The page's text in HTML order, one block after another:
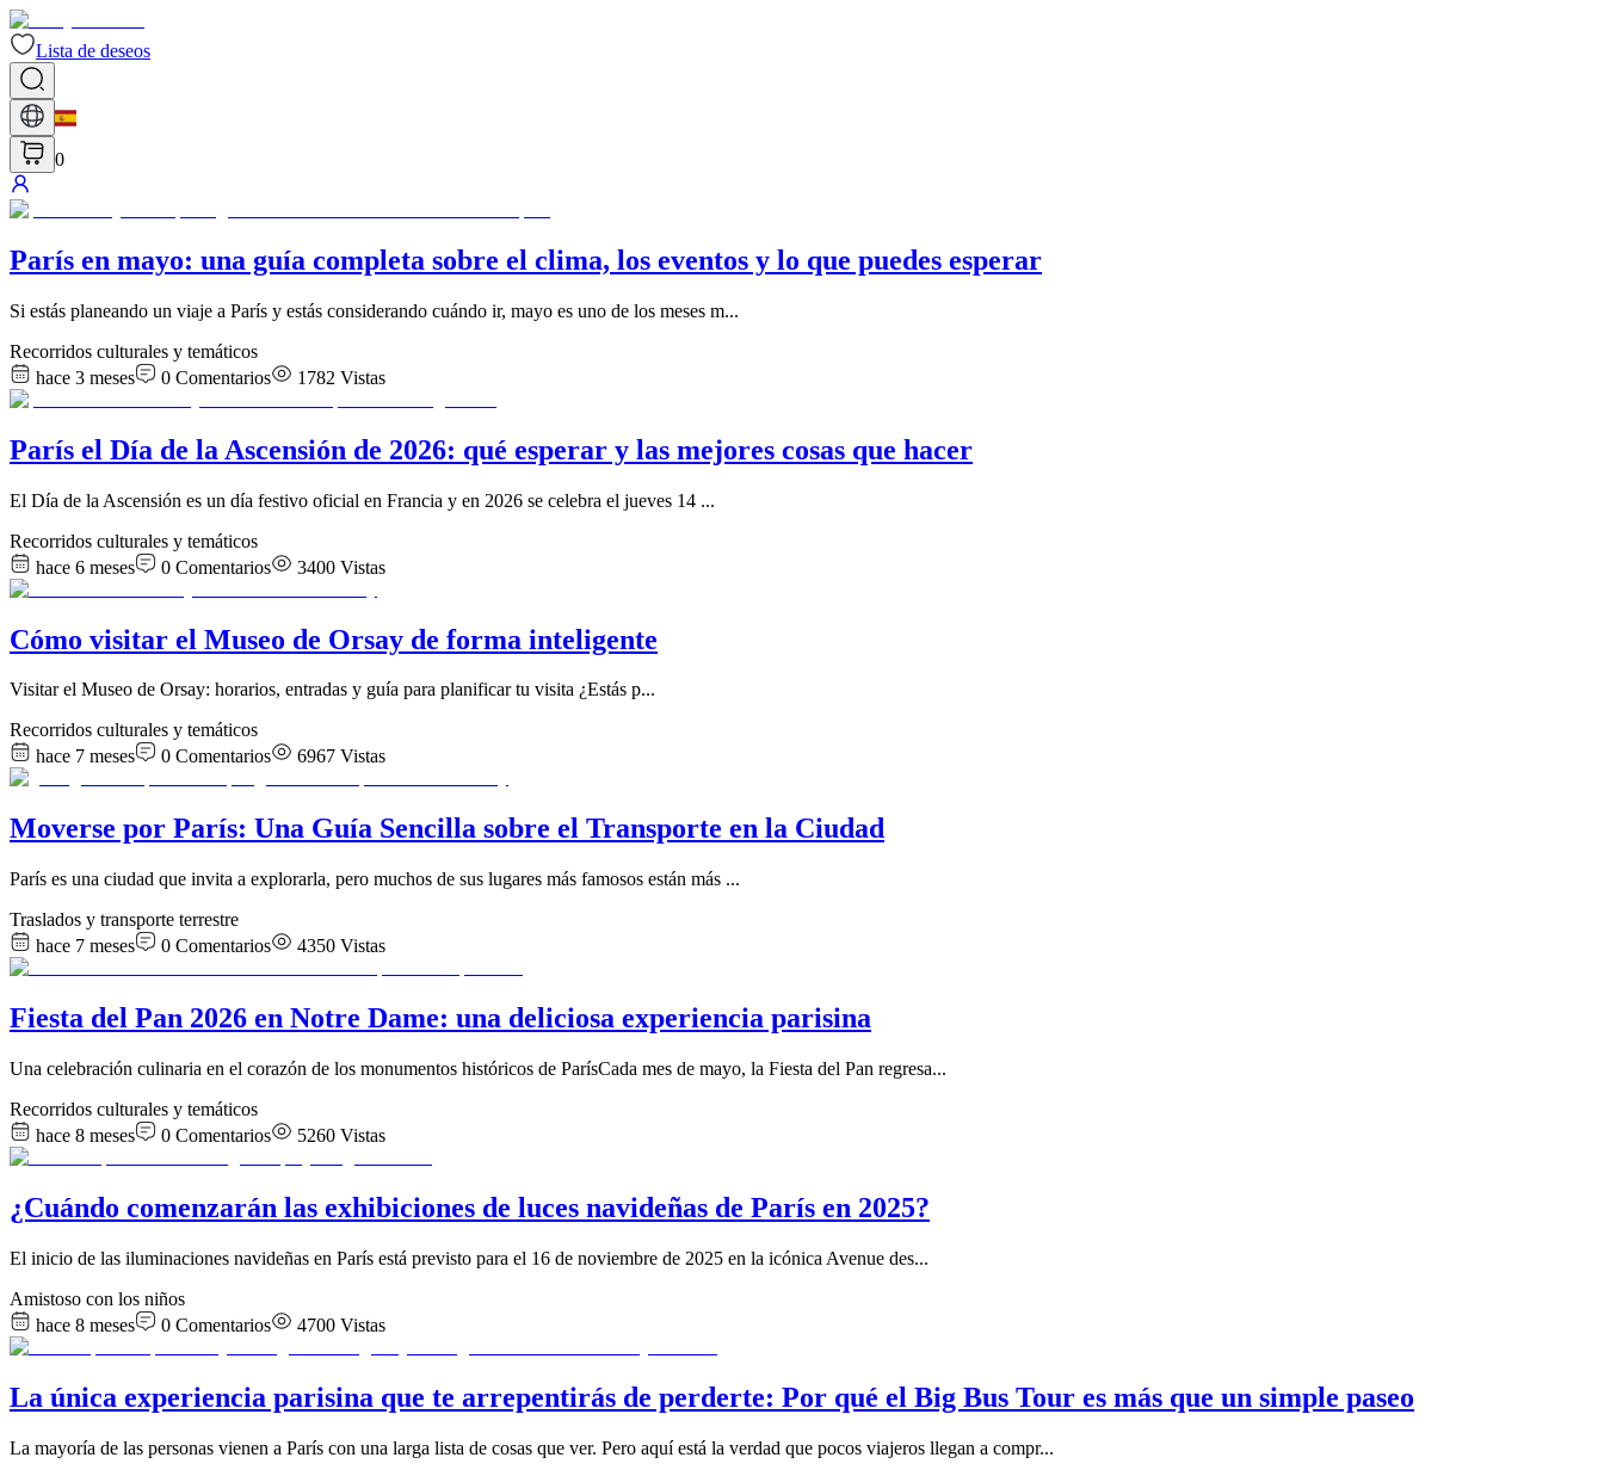
Lista de deseos
0
París en mayo: una guía completa sobre el clima, los eventos y lo que puedes esperar
Si estás planeando un viaje a París y estás considerando cuándo ir, mayo es uno de los meses m...
Recorridos culturales y temáticos
hace 3 meses
0 Comentarios 1782 Vistas
París el Día de la Ascensión de 2026: qué esperar y las mejores cosas que hacer
El Día de la Ascensión es un día festivo oficial en Francia y en 2026 se celebra el jueves 14 ...
Recorridos culturales y temáticos
hace 6 meses
0 Comentarios 3400 Vistas
Cómo visitar el Museo de Orsay de forma inteligente
Visitar el Museo de Orsay: horarios, entradas y guía para planificar tu visita ¿Estás p...
Recorridos culturales y temáticos
hace 7 meses
0 Comentarios 6967 Vistas
Moverse por París: Una Guía Sencilla sobre el Transporte en la Ciudad
París es una ciudad que invita a explorarla, pero muchos de sus lugares más famosos están más ...
Traslados y transporte terrestre
hace 7 meses
0 Comentarios 4350 Vistas
Fiesta del Pan 2026 en Notre Dame: una deliciosa experiencia parisina
Una celebración culinaria en el corazón de los monumentos históricos de ParísCada mes de mayo, la Fiesta del Pan regresa...
Recorridos culturales y temáticos
hace 8 meses
0 Comentarios 5260 Vistas
¿Cuándo comenzarán las exhibiciones de luces navideñas de París en 2025?
El inicio de las iluminaciones navideñas en París está previsto para el 16 de noviembre de 2025 en la icónica Avenue des...
Amistoso con los niños
hace 8 meses
0 Comentarios 4700 Vistas
La única experiencia parisina que te arrepentirás de perderte: Por qué el Big Bus Tour es más que un simple paseo
​La mayoría de las personas vienen a París con una larga lista de cosas que ver. Pero aquí está la verdad que pocos viajeros llegan a compr...